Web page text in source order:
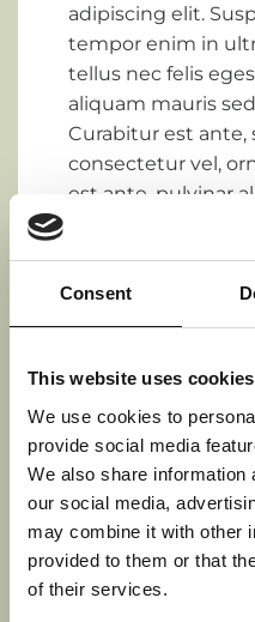
Consent
This website uses cookies
We use cookies to
provide social media
We also share information
our social media,
may combine it with other
provided to them or that
of their services.
adipiscing elit.
tempor enim in
tellus nec felis
aliquam mauris
Curabitur est ante,
consectetur vel,
est ante, pulvinar
congue eros.
bibendum nisi, id
Suspendisse
ultricies est ex, ac
vel. Donec a
WAT WIJ VRAGEN
Lorem ipsum dolor